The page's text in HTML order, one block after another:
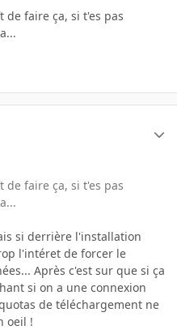
faire ça, si t'es pas
faire ça, si t'es pas
si derrière l'installation
l'intéret de forcer le
Après c'est sur que si ça
si on a une connexion
de téléchargement ne
oeil !